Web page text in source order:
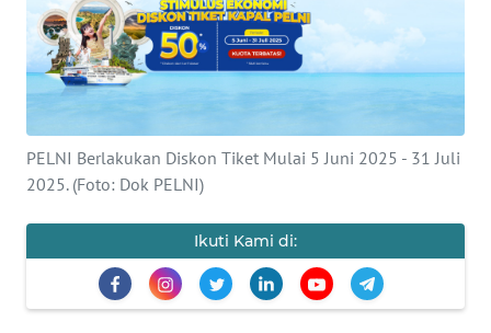
PELNI Berlakukan Diskon Tiket Mulai 5 Juni 2025 - 31 Juli
2025. (Foto: Dok PELNI)
Ikuti Kami di:
Informasi
INDEKS
BERITA
KONTAK
INFO
TENTANG